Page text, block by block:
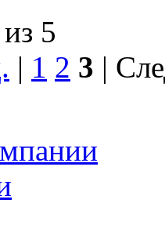
5
| 1 2 3 |